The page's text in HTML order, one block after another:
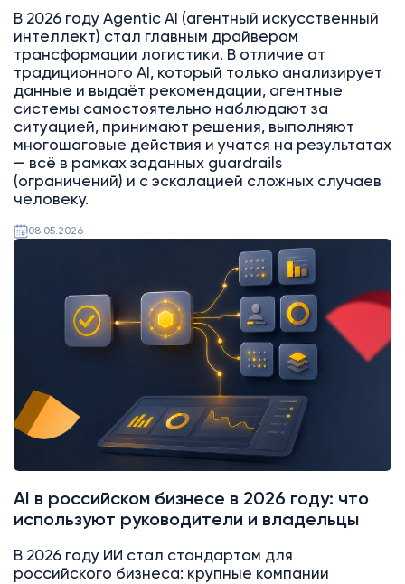
В 2026 году Agentic AI (агентный искусственный
интеллект) стал главным драйвером
трансформации логистики. В отличие от
традиционного AI, который только анализирует
данные и выдаёт рекомендации, агентные
системы самостоятельно наблюдают за
ситуацией, принимают решения, выполняют
многошаговые действия и учатся на результатах
— всё в рамках заданных guardrails
(ограничений) и с эскалацией сложных случаев
человеку.
08.05.2026
AI в российском бизнесе в 2026 году: что
используют руководители и владельцы
В 2026 году ИИ стал стандартом для
российского бизнеса: крупные компании